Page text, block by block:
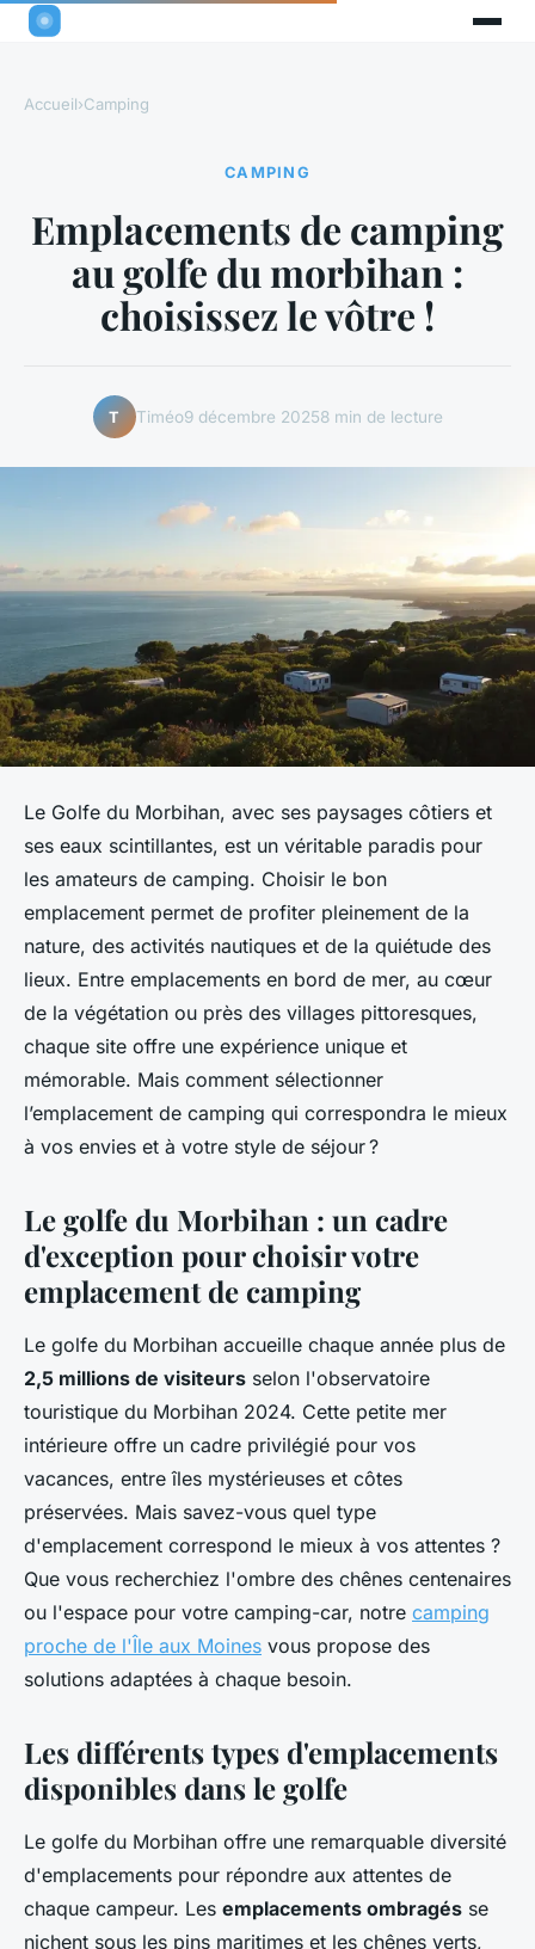
Accueil›Camping
CAMPING
Emplacements de camping
au golfe du morbihan :
choisissez le vôtre !
T Timéo9 décembre 20258 min de lecture
Le Golfe du Morbihan, avec ses paysages côtiers et
ses eaux scintillantes, est un véritable paradis pour
les amateurs de camping. Choisir le bon
emplacement permet de profiter pleinement de la
nature, des activités nautiques et de la quiétude des
lieux. Entre emplacements en bord de mer, au cœur
de la végétation ou près des villages pittoresques,
chaque site offre une expérience unique et
mémorable. Mais comment sélectionner
l’emplacement de camping qui correspondra le mieux
à vos envies et à votre style de séjour ?
Le golfe du Morbihan : un cadre
d'exception pour choisir votre
emplacement de camping
Le golfe du Morbihan accueille chaque année plus de
2,5 millions de visiteurs selon l'observatoire
touristique du Morbihan 2024. Cette petite mer
intérieure offre un cadre privilégié pour vos
vacances, entre îles mystérieuses et côtes
préservées. Mais savez-vous quel type
d'emplacement correspond le mieux à vos attentes ?
Que vous recherchiez l'ombre des chênes centenaires
ou l'espace pour votre camping-car, notre camping
proche de l'Île aux Moines vous propose des
solutions adaptées à chaque besoin.
Les différents types d'emplacements
disponibles dans le golfe
Le golfe du Morbihan offre une remarquable diversité
d'emplacements pour répondre aux attentes de
chaque campeur. Les emplacements ombragés se
nichent sous les pins maritimes et les chênes verts,